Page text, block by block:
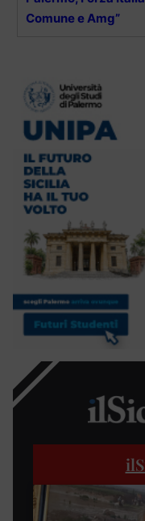
Comune e Amg”